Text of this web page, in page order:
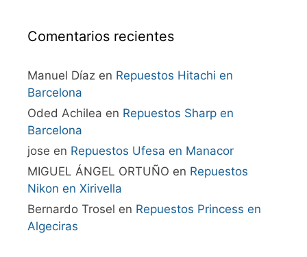
Comentarios recientes
Manuel Díaz en Repuestos Hitachi en
Barcelona
Oded Achilea en Repuestos Sharp en
Barcelona
jose en Repuestos Ufesa en Manacor
MIGUEL ÁNGEL ORTUÑO en Repuestos
Nikon en Xirivella
Bernardo Trosel en Repuestos Princess en
Algeciras